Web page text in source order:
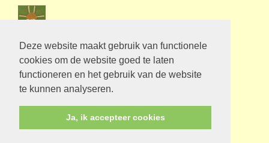
Deze website maakt gebruik van functionele
cookies om de website goed te laten
functioneren en het gebruik van de website
te kunnen analyseren.
Ja, ik accepteer cookies
Eredienst
06-09-2026 om 09.30